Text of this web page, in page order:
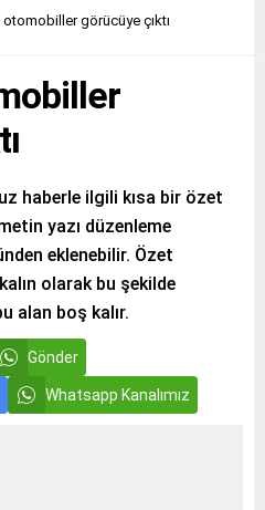
görücüye çıktı
haberle ilgili kısa bir özet
yazı düzenleme
eklenebilir. Özet
olarak bu şekilde
alan boş kalır.
Gönder
Whatsapp Kanalımız